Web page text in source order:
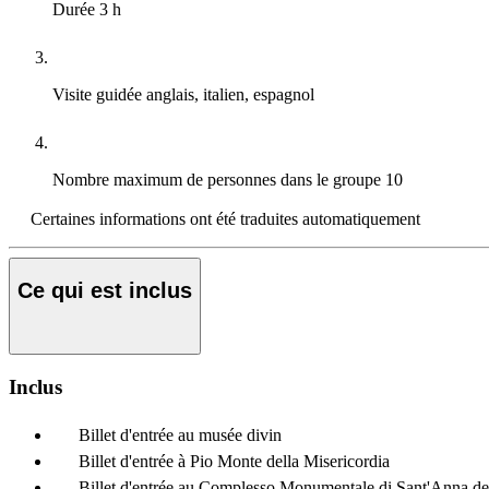
Durée 3 h
Visite guidée anglais, italien, espagnol
Nombre maximum de personnes dans le groupe 10
Certaines informations ont été traduites automatiquement
Ce qui est inclus
Inclus
Billet d'entrée au musée divin
Billet d'entrée à Pio Monte della Misericordia